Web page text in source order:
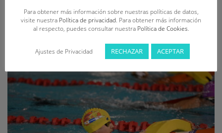
MARTÍN,MARIO GARZÓN IGLESIAS,MIRIAM DE PRADA CABERO,NEREA DE
PRADA CABERO, ÓSCAR VAQUERO PÉREZ, PAULA PIÑÁN GALLEGUILLOS,
RAQUEL CARBAJO FERNÁNDEZ,SANDRA CASADO NAVA,SOFÍA PRIETO IÑESTA
Para obtener más información sobre nuestras políticas de datos,
visite nuestra Política de privacidad. Para obtener más información
al respecto, puedes consultar nuestra Política de Cookies.
Ajustes de Privacidad RECHAZAR ACEPTAR